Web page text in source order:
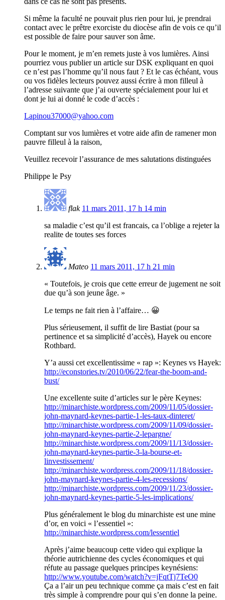
Si même la faculté ne pouvait plus rien pour lui, je prendrai
contact avec le prêtre exorciste du diocèse afin de vois ce qu’il
est possible de faire pour sauver son âme.
Pour le moment, je m’en remets juste à vos lumières. Ainsi
pourriez vous publier un article sur DSK expliquant en quoi
ce n’est pas l’homme qu’il nous faut ? Et le cas échéant, vous
ou vos fidèles lecteurs pouvez aussi écrire à mon filleul à
l’adresse suivante que j’ai ouverte spécialement pour lui et
dont je lui ai donné le code d’accès :
Lapinou37000@yahoo.com
Comptant sur vos lumières et votre aide afin de ramener mon
pauvre filleul à la raison,
Veuillez recevoir l’assurance de mes salutations distinguées
Philippe le Psy
flak 11 mars 2011, 17 h 14 min
sa maladie c’est qu’il est francais, ca l’oblige a rejeter la
realite de toutes ses forces
Mateo 11 mars 2011, 17 h 21 min
« Toutefois, je crois que cette erreur de jugement ne soit
due qu’à son jeune âge. »
Le temps ne fait rien à l’affaire… 😀
Plus sérieusement, il suffit de lire Bastiat (pour sa
pertinence et sa simplicité d’accès), Hayek ou encore
Rothbard.
Y’a aussi cet excellentissime « rap »: Keynes vs Hayek:
http://econstories.tv/2010/06/22/fear-the-boom-and-
bust/
Une excellente suite d’articles sur le père Keynes:
http://minarchiste.wordpress.com/2009/11/05/dossier-
john-maynard-keynes-partie-1-les-taux-dinteret/
http://minarchiste.wordpress.com/2009/11/09/dossier-
john-maynard-keynes-partie-2-lepargne/
http://minarchiste.wordpress.com/2009/11/13/dossier-
john-maynard-keynes-partie-3-la-bourse-et-
linvestissement/
http://minarchiste.wordpress.com/2009/11/18/dossier-
john-maynard-keynes-partie-4-les-recessions/
http://minarchiste.wordpress.com/2009/11/23/dossier-
john-maynard-keynes-partie-5-les-implications/
Plus généralement le blog du minarchiste est une mine
d’or, en voici « l’essentiel »:
http://minarchiste.wordpress.com/lessentiel
Après j’aime beaucoup cette video qui explique la
théorie autrichienne des cycles économiques et qui
réfute au passage quelques principes keynésiens:
http://www.youtube.com/watch?v=jFqtTj7TeO0
Ça a l’air un peu technique comme ça mais c’est en fait
très simple à comprendre pour qui s’en donne la peine.